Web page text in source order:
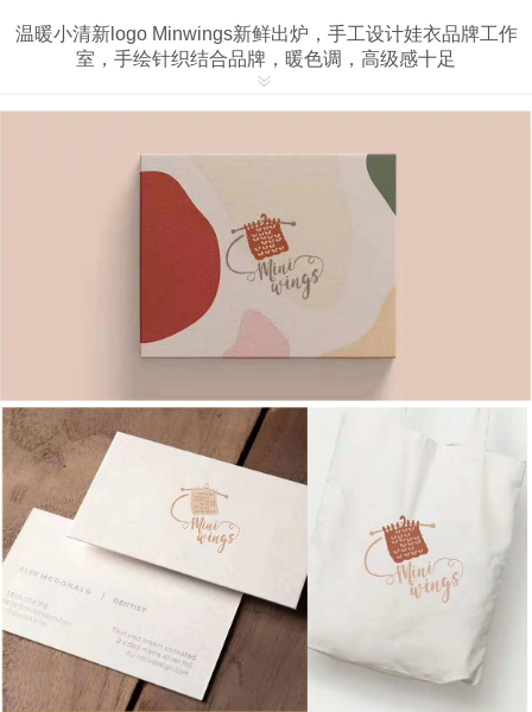
温暖小清新logo Minwings新鲜出炉，手工设计娃衣品牌工作
室，手绘针织结合品牌，暖色调，高级感十足